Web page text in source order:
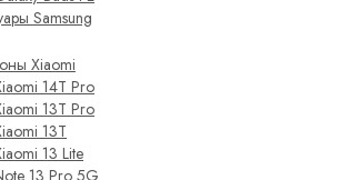
Samsung
Xiaomi
14T Pro
13T Pro
13T
13 Lite
13 Pro 5G